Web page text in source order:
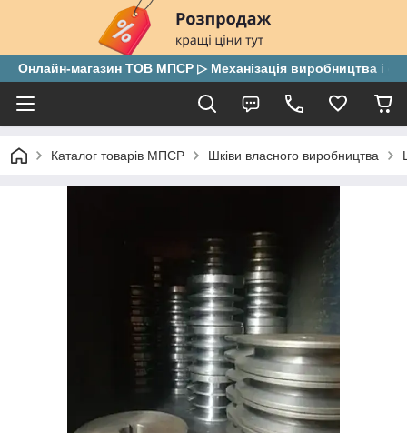
Онлайн-магазин ТОВ МПСР ▷ Механізація виробництва і
Каталог товарів МПСР Шківи власного виробництва